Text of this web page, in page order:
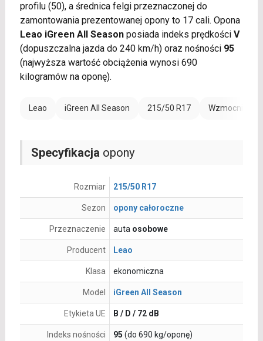
profilu (50), a średnica felgi przeznaczonej do
zamontowania prezentowanej opony to 17 cali. Opona
Leao iGreen All Seasonposiada indeks prędkości V
(dopuszczalna jazda do 240 km/h) oraz nośności 95
(najwyższa wartość obciążenia wynosi 690
kilogramów na oponę).
Leao iGreen All Season 215/50 R17 Wzmocnienie
Specyfikacja opony
Rozmiar 215/50 R17
Sezon opony całoroczne
Przeznaczenie auta osobowe
Producent Leao
Klasa ekonomiczna
Model iGreen All Season
Etykieta UE B / D / 72 dB
Indeks nośności 95 (do 690 kg/oponę)